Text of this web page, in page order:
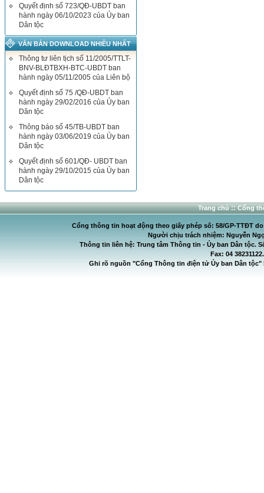
Quyết định số 723/QĐ-UBDT ban
hành ngày 06/10/2023 của Ủy ban
Dân tộc
VĂN BẢN DOWNLOAD NHIỀU NHẤT
Thông tư liên tịch số 11/2005/TTLT-
BNV-BLĐTBXH-BTC-UBDT ban
hành ngày 05/11/2005 của Liên bộ
Quyết định số 75 /QĐ-UBDT ban
hành ngày 29/02/2016 của Ủy ban
Dân tộc
Thông báo số 45/TB-UBDT ban
hành ngày 03/06/2019 của Ủy ban
Dân tộc
Quyết định số 601/QĐ- UBDT ban
hành ngày 29/10/2015 của Ủy ban
Dân tộc
Trang chủ:: Cổng
Cổng thông tin hoạt động theo giấy phép số: 58/GP-TTĐT
Người chịu trách nhiệm: Nguyễn
Thông tin liên hệ: Trung tâm Thông tin - Ủy ban Dân tộc.
Fax: 04
Ghi rõ nguồn "Cổng Thông tin điện tử Ủy ban Dân